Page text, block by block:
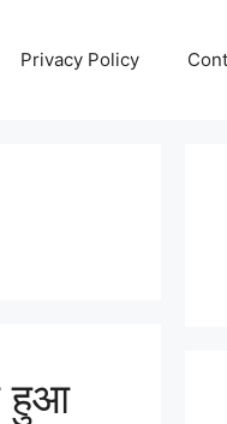
Privacy Policy
हुआ